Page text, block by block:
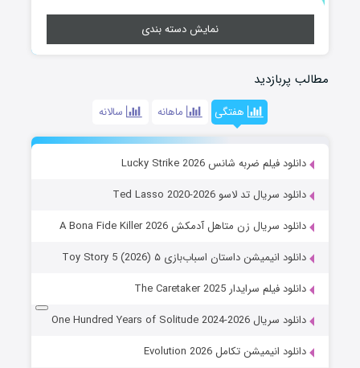
نمایش دسته بندی
مطالب پربازدید
هفتگی ماهانه سالانه
دانلود فیلم ضربه شانس Lucky Strike 2026
دانلود سریال تد لاسو Ted Lasso 2020-2026
دانلود سریال زن متاهل آدمکش A Bona Fide Killer 2026
دانلود انیمیشن داستان اسباب‌بازی ۵ Toy Story 5 (2026)
دانلود فیلم سرایدار The Caretaker 2025
دانلود سریال One Hundred Years of Solitude 2024-2026
دانلود انیمیشن تکامل Evolution 2026